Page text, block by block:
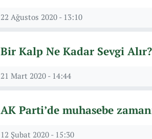
22 Ağustos 2020 - 13:10
Bir Kalp Ne Kadar Sevgi Alır?
21 Mart 2020 - 14:44
AK Parti’de muhasebe
12 Şubat 2020 - 15:30